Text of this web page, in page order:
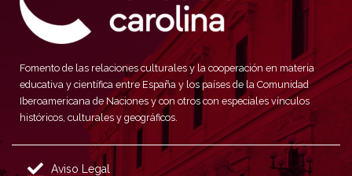
Fomento de las relaciones culturales y la cooperación en materia
educativa y científica entre España y los países de la Comunidad
Iberoamericana de Naciones y con otros con especiales vínculos
históricos, culturales y geográficos.
Aviso Legal